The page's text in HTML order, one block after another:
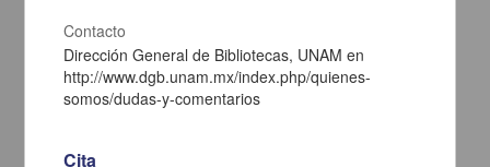
Contacto
Dirección General de Bibliotecas, UNAM en
http://www.dgb.unam.mx/index.php/quienes-
somos/dudas-y-comentarios
Cita